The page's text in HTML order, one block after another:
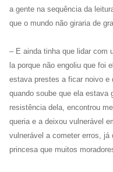
a gente na sequência da
que o mundo não giraria de
– E ainda tinha que lidar com
la porque não engoliu que foi
estava prestes a ficar noivo e
quando soube que ela estava
resistência dela, encontrou
queria e a deixou vulnerável
vulnerável a cometer erros,
princesa que muitos